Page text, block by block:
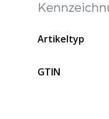
Artikeltyp
GTIN